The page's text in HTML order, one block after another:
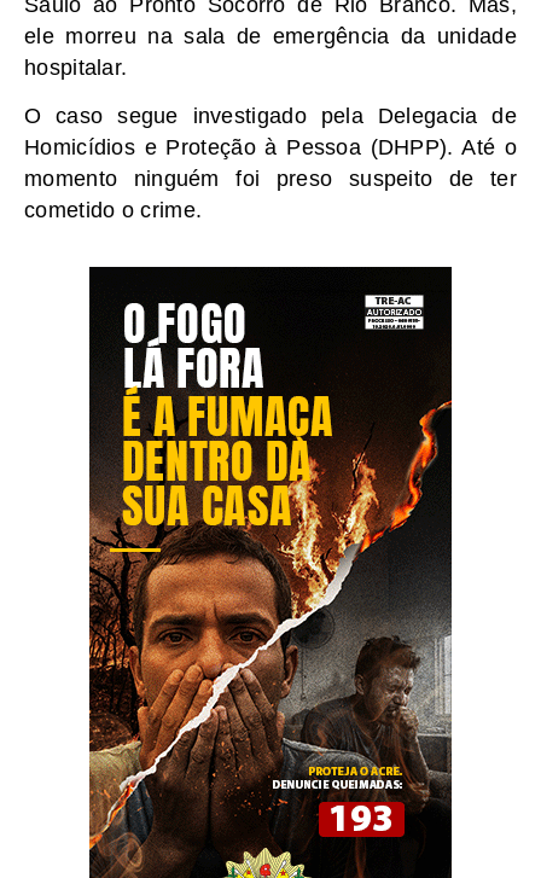
ele morreu na sala de emergência da unidade
hospitalar.
O caso segue investigado pela Delegacia de
Homicídios e Proteção à Pessoa (DHPP). Até o
momento ninguém foi preso suspeito de ter
cometido o crime.